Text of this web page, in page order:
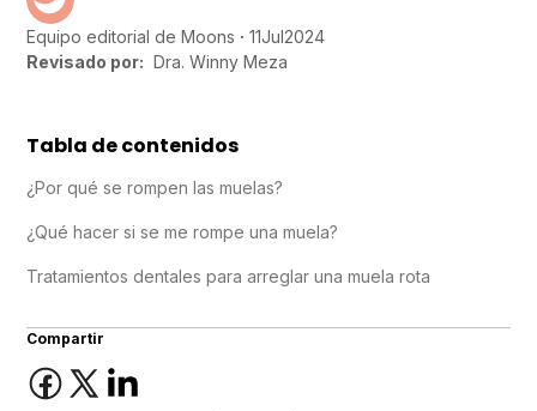
Equipo editorial de Moons 11Jul2024
Revisado por: Dra. Winny Meza
Tabla de contenidos
¿Por qué se rompen las muelas?
¿Qué hacer si se me rompe una muela?
Tratamientos dentales para arreglar una muela rota
Compartir